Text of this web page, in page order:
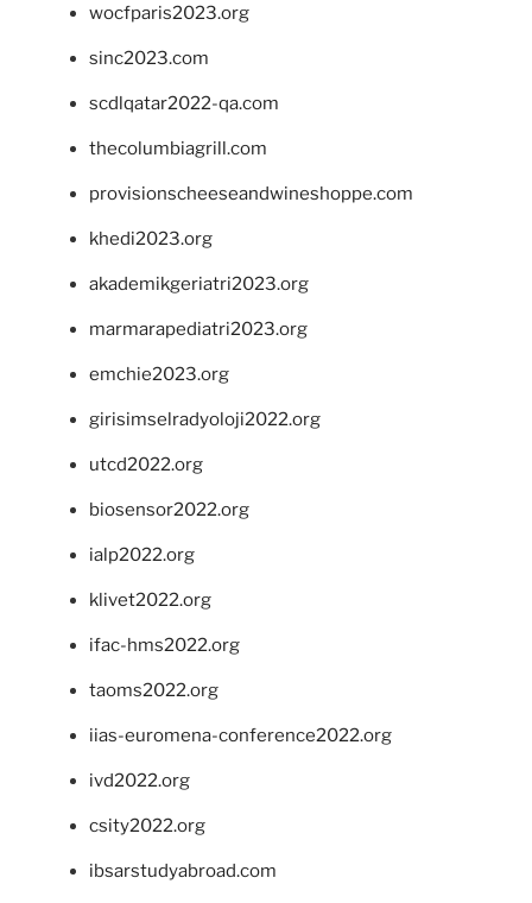
wocfparis2023.org
sinc2023.com
scdlqatar2022-qa.com
thecolumbiagrill.com
provisionscheeseandwineshoppe.com
khedi2023.org
akademikgeriatri2023.org
marmarapediatri2023.org
emchie2023.org
girisimselradyoloji2022.org
utcd2022.org
biosensor2022.org
ialp2022.org
klivet2022.org
ifac-hms2022.org
taoms2022.org
iias-euromena-conference2022.org
ivd2022.org
csity2022.org
ibsarstudyabroad.com